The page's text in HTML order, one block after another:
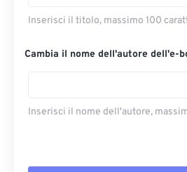
Inserisci il titolo, massimo 100
Cambia il nome dell'autore dell'e-
Inserisci il nome dell'autore,